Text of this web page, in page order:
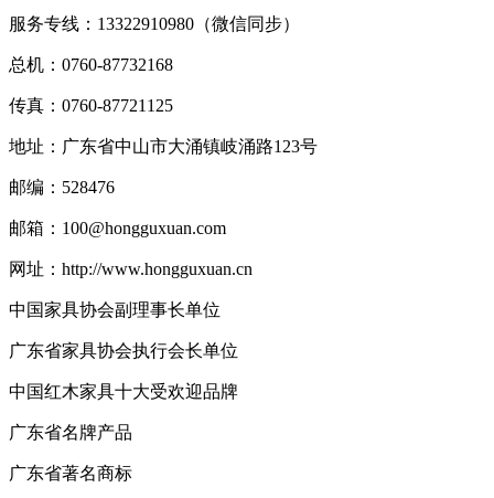
服务专线：13322910980（微信同步）
总机：0760-87732168
传真：0760-87721125
地址：广东省中山市大涌镇岐涌路123号
邮编：528476
邮箱：100@hongguxuan.com
网址：http://www.hongguxuan.cn
中国家具协会副理事长单位
广东省家具协会执行会长单位
中国红木家具十大受欢迎品牌
广东省名牌产品
广东省著名商标